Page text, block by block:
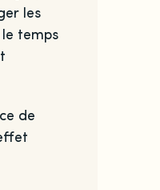
les
temps
de